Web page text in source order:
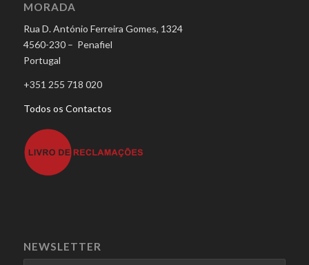
MORADA
Rua D. António Ferreira Gomes, 1324
4560-230 – Penafiel
Portugal
+351 255 718 020
Todos os Contactos
NEWSLETTER